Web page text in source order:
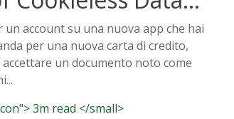
account su una nuova app che hai
per una nuova carta di credito,
un documento noto come
3m read </small>